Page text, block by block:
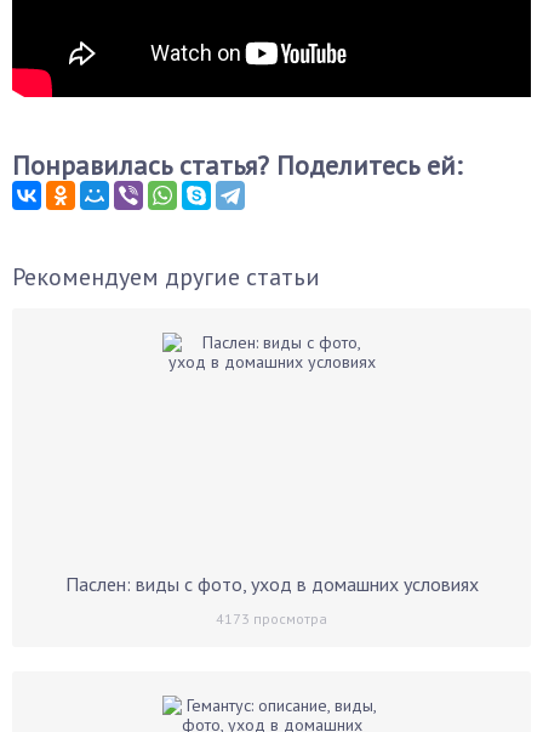
Понравилась статья? Поделитесь ей:
Рекомендуем другие статьи
Паслен: виды с фото, уход в домашних условиях
4173 просмотра